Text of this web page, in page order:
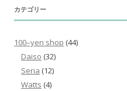
カテゴリー
100–yen shop (44)
Daiso (32)
Seria (12)
Watts (4)